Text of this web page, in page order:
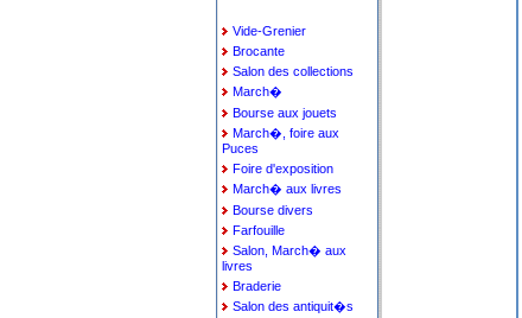
Vide-Grenier
Brocante
Salon des collections
March�
Bourse aux jouets
March�, foire aux
Puces
Foire d'exposition
March� aux livres
Bourse divers
Farfouille
Salon, March� aux
livres
Braderie
Salon des antiquit�s